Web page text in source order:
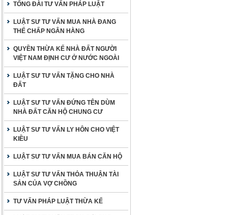
TỔNG ĐÀI TƯ VẤN PHÁP LUẬT
LUẬT SƯ TƯ VẤN MUA NHÀ ĐANG
THẾ CHẤP NGÂN HÀNG
QUYỀN THỪA KẾ NHÀ ĐẤT NGƯỜI
VIỆT NAM ĐỊNH CƯ Ở NƯỚC NGOÀI
LUẬT SƯ TƯ VẤN TẶNG CHO NHÀ
ĐẤT
LUẬT SƯ TƯ VẤN ĐỨNG TÊN DÙM
NHÀ ĐẤT CĂN HỘ CHUNG CƯ
LUẬT SƯ TƯ VẤN LY HÔN CHO VIỆT
KIỀU
LUẬT SƯ TƯ VẤN MUA BÁN CĂN HỘ
LUẬT SƯ TƯ VẤN THỎA THUẬN TÀI
SẢN CỦA VỢ CHỒNG
TƯ VẤN PHÁP LUẬT THỪA KẾ